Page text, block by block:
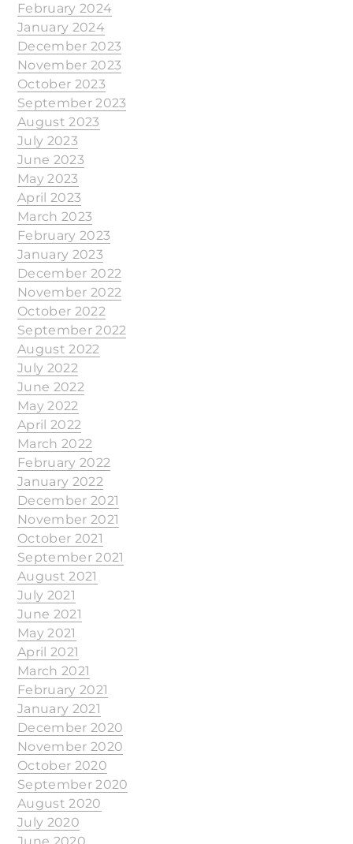
February 2024
January 2024
December 2023
November 2023
October 2023
September 2023
August 2023
July 2023
June 2023
May 2023
April 2023
March 2023
February 2023
January 2023
December 2022
November 2022
October 2022
September 2022
August 2022
July 2022
June 2022
May 2022
April 2022
March 2022
February 2022
January 2022
December 2021
November 2021
October 2021
September 2021
August 2021
July 2021
June 2021
May 2021
April 2021
March 2021
February 2021
January 2021
December 2020
November 2020
October 2020
September 2020
August 2020
July 2020